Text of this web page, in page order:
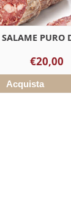
SALAME PURO
€20,00